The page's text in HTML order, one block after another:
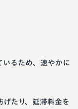
いるため、速やかに
たり、延滞料金を